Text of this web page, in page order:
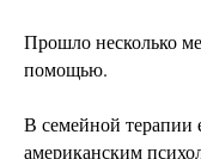
Прошло несколько
помощью.
В семейной терапии
американским